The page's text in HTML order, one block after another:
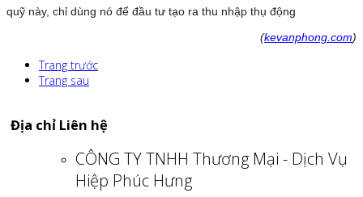
quỹ này, chỉ dùng nó để đầu tư tạo ra thu nhập thụ động
(kevanphong.com)
Trang trước
Trang sau
Địa chỉ Liên hệ
CÔNG TY TNHH Thương Mại - Dịch Vụ
Hiệp Phúc Hưng